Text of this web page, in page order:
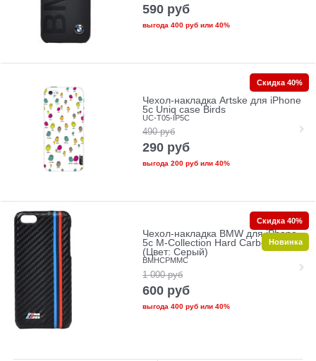
590 руб
выгода 400 рубили 40%
Чехол-накладка Artske для iPhone
5с Uniq case Birds
UC-T05-IP5C
490 руб
290 руб
выгода 200 рубили 40%
Скидка 40%
Чехол-накладка BMW для iPhone
5c M-Collection Hard Carbon effect
(Цвет: Серый)
BMHCPMMC
1 000 руб
600 руб
выгода 400 рубили 40%
Скидка 40%
Новинка